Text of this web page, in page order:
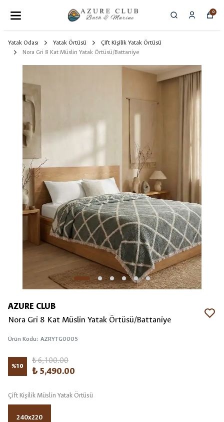
0
Yatak Odası Yatak Örtüsü
Çift Kişilik Yatak Örtüsü
Nora Gri 8 Kat Müslin Yatak Örtüsü/Battaniye
AZURE CLUB
Nora Gri 8 Kat Müslin Yatak Örtüsü/Battaniye
Ürün Kodu: AZRYTG0005
%10
₺ 6,100.00
₺ 5,490.00
Çift Kişilik Müslin Yatak Örtüsü
240x220